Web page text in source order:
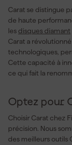
Carat se distingue
de haute
les disques diamant
Carat a
technologiques,
Cette capacité à
ce qui fait la
Optez pour
Choisir Carat chez
précision. Nous
des meilleurs outils